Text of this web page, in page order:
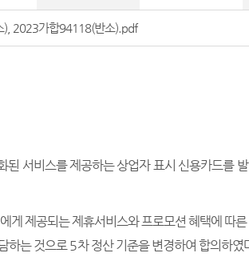
), 2023가합94118(반소).pdf
된 서비스를 제공하는 상업자 표시 신용카드를
게 제공되는 제휴서비스와 프로모션 혜택에 따른
하는 것으로5차 정산 기준을 변경하여 합의하였